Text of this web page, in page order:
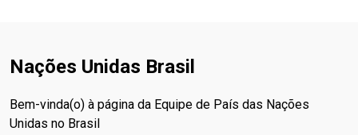
Nações Unidas Brasil
Bem-vinda(o) à página da Equipe de País das Nações
Unidas no Brasil